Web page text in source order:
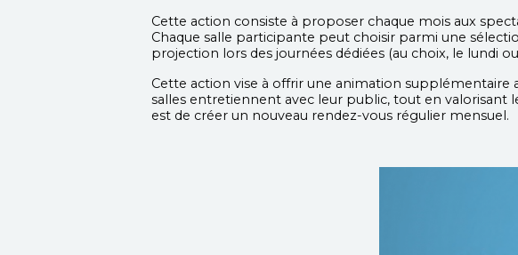
Cette action consiste à proposer chaque mois aux
Chaque salle participante peut choisir parmi une
projection lors des journées dédiées (au choix, le lundi
Cette action vise à offrir une animation supplémentaire
salles entretiennent avec leur public, tout en valorisant
est de créer un nouveau rendez-vous régulier mensuel.